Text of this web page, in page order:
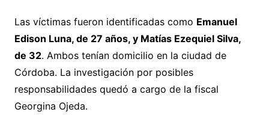
Las víctimas fueron identificadas como Emanuel
Edison Luna, de 27 años, y Matías Ezequiel Silva,
de 32. Ambos tenían domicilio en la ciudad de
Córdoba. La investigación por posibles
responsabilidades quedó a cargo de la fiscal
Georgina Ojeda.